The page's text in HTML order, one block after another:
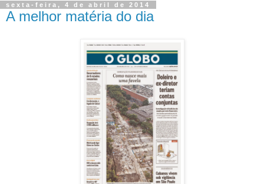
sexta-feira, 4 de abril de 2014
A melhor matéria do dia